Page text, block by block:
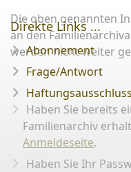
Die oben genannten
an den
werden nicht weiter
Haben Sie bereits
Familienarchiv
Anmeldeseite.
Haben Sie Ihr
Direkte Links ...
Abonnement
Frage/Antwort
Haftungsausschluss